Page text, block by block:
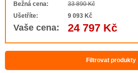
Bežná cena:
33 890 Kč
Ušetříte:
9 093 Kč
Vaše cena: 24 797 Kč
Filtrovat produkty